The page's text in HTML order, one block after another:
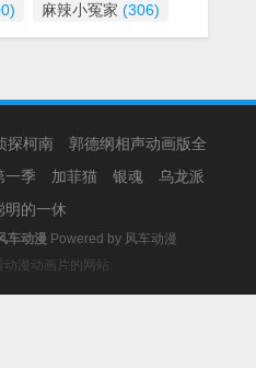
麻辣小冤家 (306)
探柯南
郭德纲相声动画版全
一季 加菲猫 银魂
乌龙派
明的一休
车动漫 Powered by 风车动漫
动漫动画片的网站